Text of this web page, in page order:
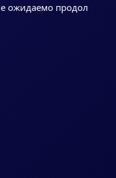
ожидаемо продол